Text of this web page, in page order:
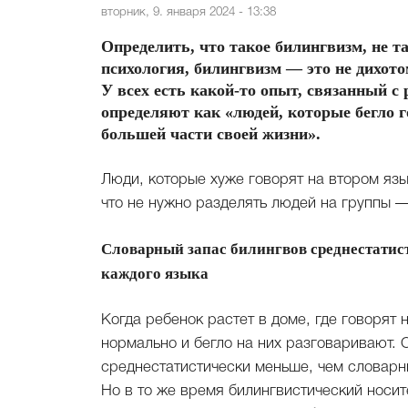
вторник, 9. января 2024 - 13:38
Определить, что такое билингвизм, не
психология, билингвизм — это не
У всех есть какой-то опыт, связанный
определяют как «людей, которые бегло
большей части своей жизни».
Люди, которые хуже говорят на втором
что не нужно разделять людей на группы
Словарный запас билингвов
каждого языка
Когда ребенок растет в доме, где
нормально и бегло на них разговаривают.
среднестатистически меньше, чем
Но в то же время билингвистический